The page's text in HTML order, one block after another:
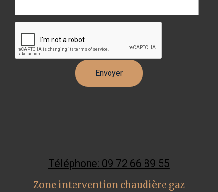
Téléphone: 09 72 66 89 55
Zone intervention chaudière gaz